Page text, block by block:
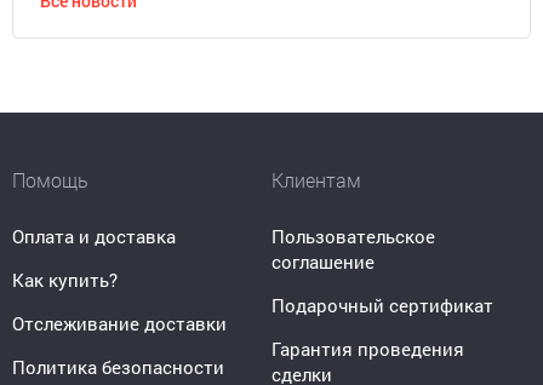
Помощь
Оплата и доставка
Как купить?
Отслеживание доставки
Политика безопасности
Клиентам
Пользовательское
соглашение
Подарочный сертификат
Гарантия проведения
сделки